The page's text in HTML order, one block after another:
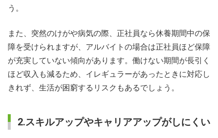
う。
また、突然のけがや病気の際、正社員なら休養期間中の保
障を受けられますが、アルバイトの場合は正社員ほど保障
が充実していない傾向があります。働けない期間が長引く
ほど収入も減るため、イレギュラーがあったときに対応し
きれず、生活が困窮するリスクもあるでしょう。
2.スキルアップやキャリアアップがしにくい